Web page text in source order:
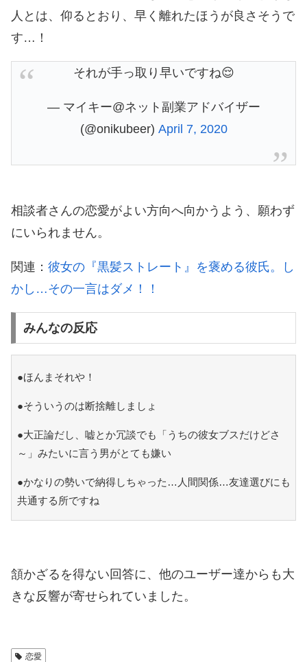
人とは、仰るとおり、早く離れたほうが良さそうで
す…！
それが手っ取り早いですね😌
— マイキー@ネット副業アドバイザー
(@onikubeer) April 7, 2020
相談者さんの恋愛がよい方向へ向かうよう、願わず
にいられません。
関連： 彼女の『黒髪ストレート』を褒める彼氏。し
かし…その一言はダメ！！
みんなの反応
●ほんまそれや！
●そういうのは断捨離しましょ
●大正論だし、嘘とか冗談でも「うちの彼女ブスだけどさ
～」みたいに言う男がとても嫌い
●かなりの勢いで納得しちゃった…人間関係…友達選びにも
共通する所ですね
頷かざるを得ない回答に、他のユーザー達からも大
きな反響が寄せられていました。
恋愛